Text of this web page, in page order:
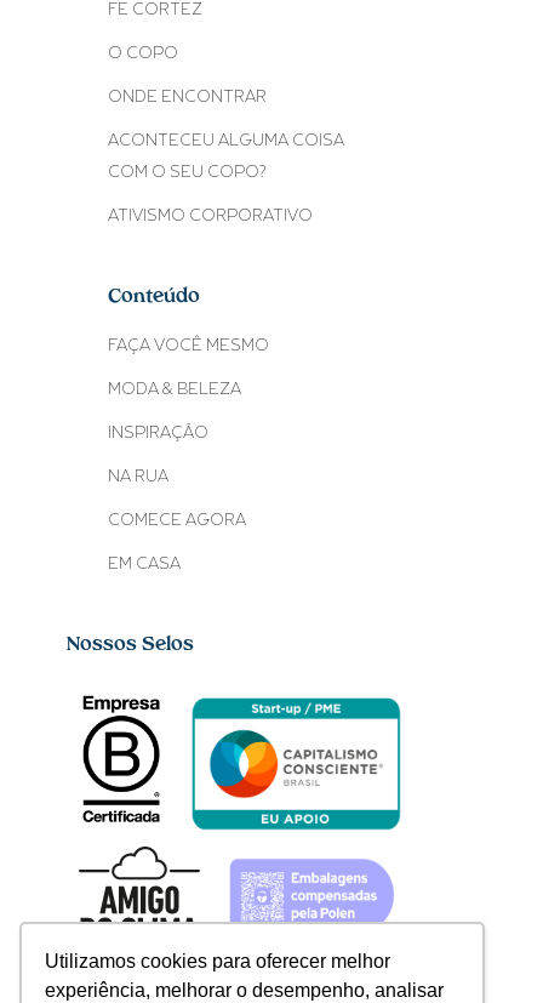
Utilizamos cookies para oferecer melhor
experiência, melhorar o desempenho, analisar
FE CORTEZ
O COPO
ONDE ENCONTRAR
ACONTECEU ALGUMA COISA
COM O SEU COPO?
ATIVISMO CORPORATIVO
Conteúdo
FAÇA VOCÊ MESMO
MODA & BELEZA
INSPIRAÇÃO
NA RUA
COMECE AGORA
EM CASA
Nossos Selos